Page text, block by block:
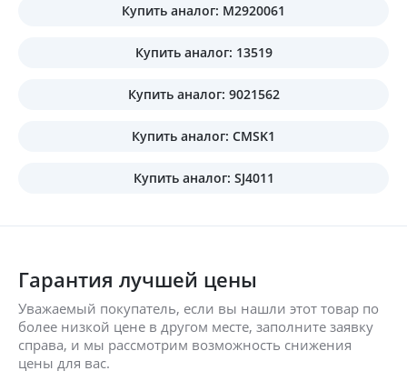
Купить аналог: M2920061
Купить аналог: 13519
Купить аналог: 9021562
Купить аналог: CMSK1
Купить аналог: SJ4011
Гарантия лучшей цены
Уважаемый покупатель, если вы нашли этот товар по
более низкой цене в другом месте, заполните заявку
справа, и мы рассмотрим возможность снижения
цены для вас.